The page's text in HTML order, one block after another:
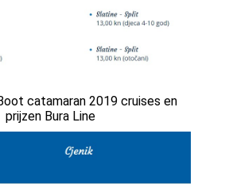
catamaran 2019 cruises en
prijzen Bura Line